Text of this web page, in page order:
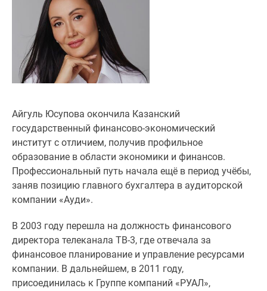
Специальные
предложения
Коммерческие
помещения
Продавцы
Панорамы
новостроек
Видеообзор
новостроек
Экспертиза
новостроек
Экология
Подмосковья
Студии
комнатные
Айгуль Юсупова окончила Казанский
государственный финансово-экономический
институт с отличием, получив профильное
образование в области экономики и финансов.
Профессиональный путь начала ещё в период учёбы,
заняв позицию главного бухгалтера в аудиторской
компании «Ауди».
В 2003 году перешла на должность финансового
директора телеканала ТВ-3, где отвечала за
финансовое планирование и управление ресурсами
компании. В дальнейшем, в 2011 году,
присоединилась к Группе компаний «РУАЛ»,